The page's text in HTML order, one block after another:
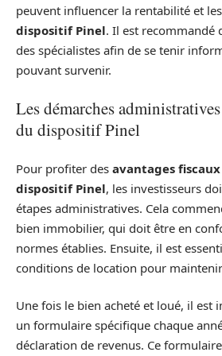
peuvent influencer la rentabilité et
dispositif Pinel. Il est recommandé
des spécialistes afin de se tenir
pouvant survenir.
Les démarches
du dispositif Pinel
Pour profiter des avantages fiscaux
dispositif Pinel, les investisseurs
étapes administratives. Cela
bien immobilier, qui doit être en
normes établies. Ensuite, il est
conditions de location pour
Une fois le bien acheté et loué, il est
un formulaire spécifique chaque
déclaration de revenus. Ce